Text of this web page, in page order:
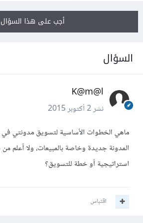
أجب على هذا السؤال
السؤال
K@m@l
نشر2 أكتوبر 2015
ماهي الخطوات الأساسية لتسويق مدونتي في
المدونة جديدة وخاصة بالمبيعات، ولا أعلم
استراتيجية أو خطة للتسويق؟
اقتباس